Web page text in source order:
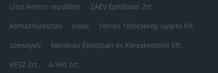
Liszt Ferenc repülőtér ZÁÉV Építőipari Zrt.
kórházfejlesztés iroda Terrán Tetőcserép Gyártó Kft.
szennyvíz Merkbau Építőipari és Kereskedelmi Kft.
KÉSZ Zrt. A-Híd Zrt.